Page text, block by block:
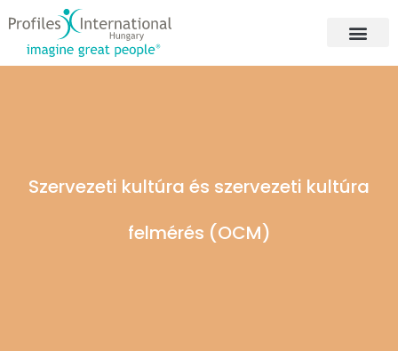
Szervezeti kultúra és szervezeti kultúra
felmérés (OCM)